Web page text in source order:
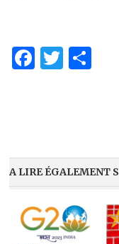
A LIRE ÉGALEMENT